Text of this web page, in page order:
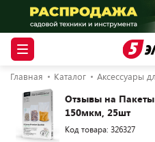
Главная Каталог Аксессуары
Отзывы на
150мкм, 25шт
Код товара: 326327